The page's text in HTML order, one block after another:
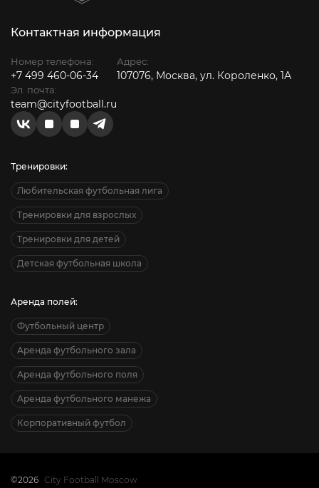
Контактная информация
Номер телефона:
+7 499 460-06-34
Эл. почта:
team@cityfootball.ru
Адрес:
107076, Москва, ул. Короленко, 1А
Тренировки:
Любительская футбольная лига
Тренировки для взрослых
Тренировки для детей
Детская футбольная школа
Аренда полей:
Футбольный центр
Аренда футбольного зала
Аренда футбольного поля
Аренда футбольного манежа
Корпоративный футбол
©2026 City Football Moscow